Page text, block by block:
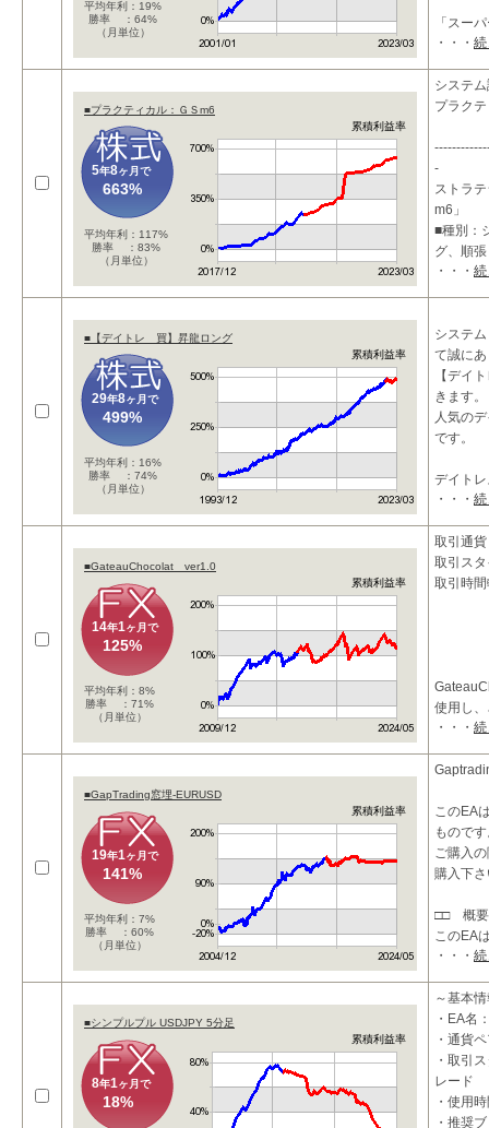
平均年利：19%
勝率 ：64%
（月単位）
「スー
は、以
(1)買
・・・
■プラクティカル：ＧＳm6
累積利益率
5年8ヶ月で
663%
平均年利：117%
勝率 ：83%
（月単位）
システ
プラク
-
ストラ
m6」
■種別：
グ、順
■特長：
・・・
■【デイトレ 買】昇龍ロング
累積利益率
29年8ヶ月で
499%
平均年利：16%
勝率 ：74%
（月単位）
システ
て誠に
【デイ
きます。
人気の
です。
デイト
グ
【１】
・・・
■GateauChocolat ver1.0
累積利益率
14年1ヶ月で
125%
平均年利：8%
勝率 ：71%
（月単位）
取引通
取引ス
取引時
使用し
リーエ
・長期
・・・
■GapTrading窓埋-EURUSD
累積利益率
19年1ヶ月で
141%
平均年利：7%
勝率 ：60%
（月単位）
このEA
もので
ご購入
購入下
□□ 概
このEA
化し、
利確条
・・・
■シンプルプル USDJPY 5分足
累積利益率
8年1ヶ月で
18%
～基本
・EA名
・通貨
・取引
レード
・使用
・推奨